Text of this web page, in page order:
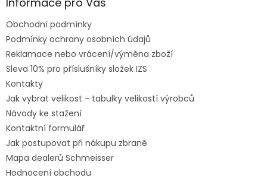
Obchodní podmínky
Podmínky ochrany osobních údajů
Reklamace nebo vrácení/výměna zboží
Sleva 10% pro příslušníky složek IZS
Kontakty
Jak vybrat velikost - tabulky velikostí výrobců
Návody ke stažení
Kontaktní formulář
Jak postupovat při nákupu zbraně
Mapa dealerů Schmeisser
Hodnocení obchodu